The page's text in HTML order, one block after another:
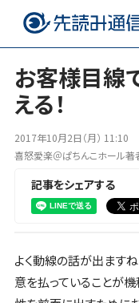
注目のトピックス
ブログ
Twitter
お客様目線
える！
2017年10月2日（月） 11:10
喜怒愛楽＠ぱちんこホール著
記事をシェアする
よく動線の話が出ます
意を払っていることが